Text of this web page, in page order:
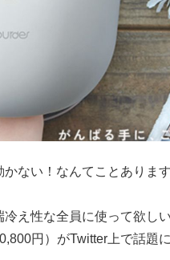
ない！なんてことありま
え性な全員に使って欲し
円）がTwitter上で話題